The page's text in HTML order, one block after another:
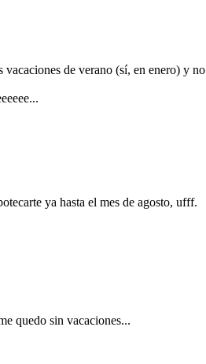
de verano (sí, en enero) y no
ya hasta el mes de agosto, ufff.
quedo sin vacaciones...